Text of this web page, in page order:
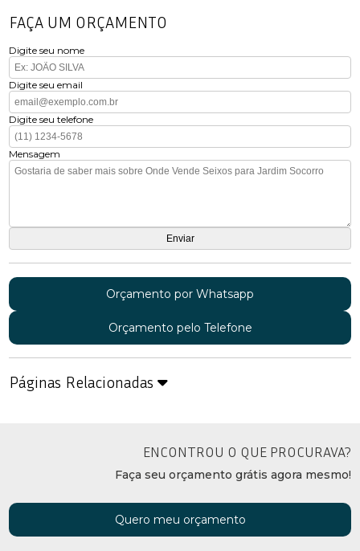
FAÇA UM ORÇAMENTO
Digite seu nome
Digite seu email
Digite seu telefone
Mensagem
Orçamento por Whatsapp
Orçamento pelo Telefone
Páginas Relacionadas
ENCONTROU O QUE PROCURAVA?
Faça seu orçamento grátis agora mesmo!
Quero meu orçamento